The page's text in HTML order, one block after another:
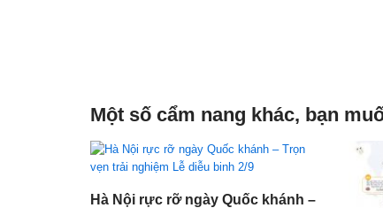
Một số cẩm nang khác, bạn
Hà Nội rực rỡ ngày Quốc khánh –